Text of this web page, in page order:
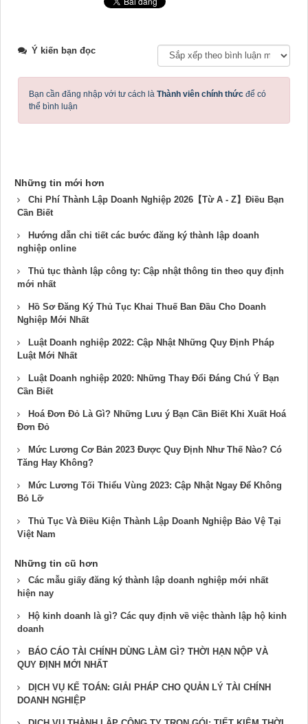
Ý kiến bạn đọc
Bạn cần đăng nhập với tư cách là Thành viên chính thức để có
thể bình luận
Những tin mới hơn
Chi Phí Thành Lập Doanh Nghiệp 2026【Từ A - Z】Điều Bạn
Cần Biết
Hướng dẫn chi tiết các bước đăng ký thành lập doanh
nghiệp online
Thủ tục thành lập công ty: Cập nhật thông tin theo quy định
mới nhất
Hồ Sơ Đăng Ký Thủ Tục Khai Thuế Ban Đầu Cho Doanh
Nghiệp Mới Nhất
Luật Doanh nghiệp 2022: Cập Nhật Những Quy Định Pháp
Luật Mới Nhất
Luật Doanh nghiệp 2020: Những Thay Đổi Đáng Chú Ý Bạn
Cần Biết
Hoá Đơn Đỏ Là Gì? Những Lưu ý Bạn Cần Biết Khi Xuất Hoá
Đơn Đỏ
Mức Lương Cơ Bản 2023 Được Quy Định Như Thế Nào? Có
Tăng Hay Không?
Mức Lương Tối Thiểu Vùng 2023: Cập Nhật Ngay Để Không
Bỏ Lỡ
Thủ Tục Và Điều Kiện Thành Lập Doanh Nghiệp Bảo Vệ Tại
Việt Nam
Những tin cũ hơn
Các mẫu giấy đăng ký thành lập doanh nghiệp mới nhất
hiện nay
Hộ kinh doanh là gì? Các quy định về việc thành lập hộ kinh
doanh
BÁO CÁO TÀI CHÍNH DÙNG LÀM GÌ? THỜI HẠN NỘP VÀ
QUY ĐỊNH MỚI NHẤT
DỊCH VỤ KẾ TOÁN: GIẢI PHÁP CHO QUẢN LÝ TÀI CHÍNH
DOANH NGHIỆP